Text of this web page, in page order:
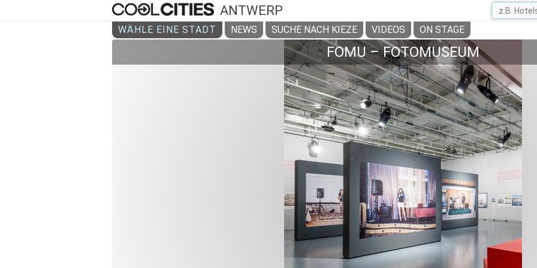
ANTWERP
WÄHLE EINE STADT NEWS SUCHE NACH KIEZE VIDEOS ON STAGE
FOMU – FOTOMUSEUM